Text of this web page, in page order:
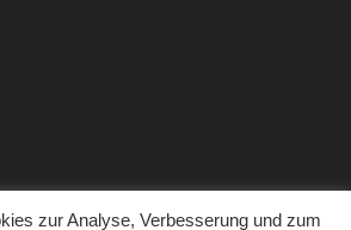
zur Analyse, Verbesserung und zum